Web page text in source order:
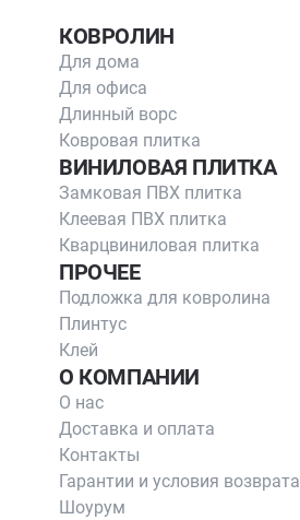
КОВРОЛИН
Для дома
Для офиса
Длинный ворс
Ковровая плитка
ВИНИЛОВАЯ ПЛИТКА
Замковая ПВХ плитка
Клеевая ПВХ плитка
Кварцвиниловая плитка
ПРОЧЕЕ
Подложка для ковролина
Плинтус
Клей
О КОМПАНИИ
О нас
Доставка и оплата
Контакты
Гарантии и условия возврата
Шоурум